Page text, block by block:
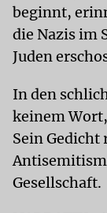
beginnt,
die Nazis im
Juden
In den
keinem
Sein Gedicht
Gesellschaft.